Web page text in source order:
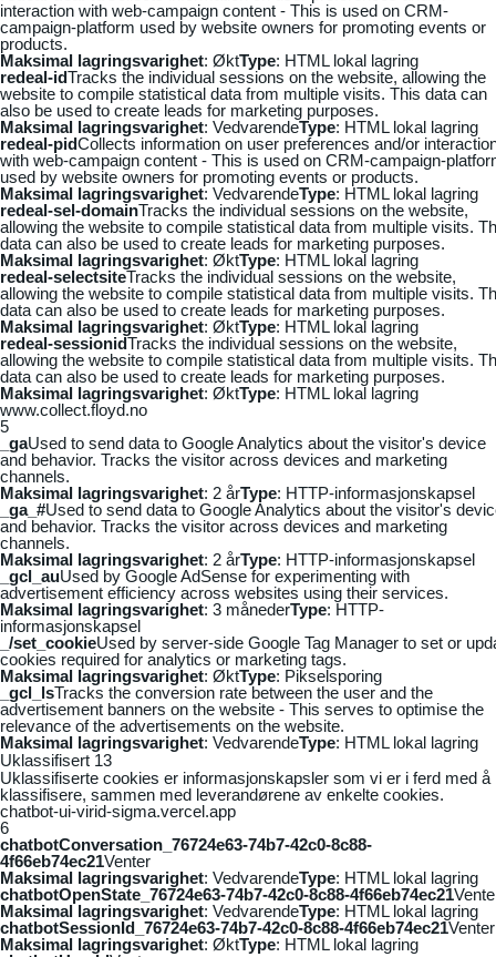
interaction with web-campaign content - This is used on CRM-
campaign-platform used by website owners for promoting events or
products.
Maksimal lagringsvarighet: ØktType: HTML lokal lagring
redeal-idTracks the individual sessions on the website, allowing the
website to compile statistical data from multiple visits. This data can
also be used to create leads for marketing purposes.
Maksimal lagringsvarighet: VedvarendeType: HTML lokal lagring
redeal-pidCollects information on user preferences and/or
with web-campaign content - This is used on CRM-campaign-
used by website owners for promoting events or products.
Maksimal lagringsvarighet: VedvarendeType: HTML lokal lagring
redeal-sel-domainTracks the individual sessions on the website,
allowing the website to compile statistical data from multiple visits.
data can also be used to create leads for marketing purposes.
Maksimal lagringsvarighet: ØktType: HTML lokal lagring
redeal-selectsiteTracks the individual sessions on the website,
allowing the website to compile statistical data from multiple visits.
data can also be used to create leads for marketing purposes.
Maksimal lagringsvarighet: ØktType: HTML lokal lagring
redeal-sessionidTracks the individual sessions on the website,
allowing the website to compile statistical data from multiple visits.
data can also be used to create leads for marketing purposes.
Maksimal lagringsvarighet: ØktType: HTML lokal lagring
www.collect.floyd.no
5
_gaUsed to send data to Google Analytics about the visitor's device
and behavior. Tracks the visitor across devices and marketing
channels.
Maksimal lagringsvarighet: 2 årType: HTTP-informasjonskapsel
_ga_#Used to send data to Google Analytics about the visitor's
and behavior. Tracks the visitor across devices and marketing
channels.
Maksimal lagringsvarighet: 2 årType: HTTP-informasjonskapsel
_gcl_auUsed by Google AdSense for experimenting with
advertisement efficiency across websites using their services.
Maksimal lagringsvarighet: 3 månederType: HTTP-
informasjonskapsel
_/set_cookieUsed by server-side Google Tag Manager to set or
cookies required for analytics or marketing tags.
Maksimal lagringsvarighet: ØktType: Pikselsporing
_gcl_lsTracks the conversion rate between the user and the
advertisement banners on the website - This serves to optimise the
relevance of the advertisements on the website.
Maksimal lagringsvarighet: VedvarendeType: HTML lokal lagring
Uklassifisert 13
Uklassifiserte cookies er informasjonskapsler som vi er i ferd med å
klassifisere, sammen med leverandørene av enkelte cookies.
chatbot-ui-virid-sigma.vercel.app
6
chatbotConversation_76724e63-74b7-42c0-8c88-
4f66eb74ec21Venter
Maksimal lagringsvarighet: VedvarendeType: HTML lokal lagring
chatbotOpenState_76724e63-74b7-42c0-8c88-4f66eb74ec21
Maksimal lagringsvarighet: VedvarendeType: HTML lokal lagring
chatbotSessionId_76724e63-74b7-42c0-8c88-4f66eb74ec21Venter
Maksimal lagringsvarighet: ØktType: HTML lokal lagring